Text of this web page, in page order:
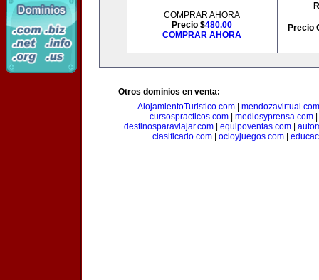
COMPRAR AHORA
Precio $480.00
COMPRAR AHORA
Precio
Otros dominios en venta:
AlojamientoTuristico.com
mendozavirtual.com
cursospracticos.com| mediosyprensa.com|
destinosparaviajar.com
equipoventas.com
clasificado.com
ocioyjuegos.com